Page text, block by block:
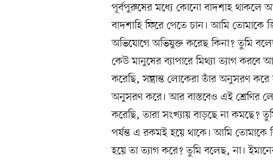
পূর্বপুরুষের মধ্যে কোনো বাদশাহ থাকলে
বাদশাহি ফিরে পেতে চান। আমি
অভিযোগে অভিযুক্ত করেছ কিনা? তুমি
কেউ মানুষের ব্যাপারে মিথ্যা ত্যাগ করবে
করেছি, সম্ভ্রান্ত লোকেরা তাঁর অনুসরণ
অনুসরণ করে। আর বাস্তবেও এই শ্রেণির
করেছি, তারা সংখ্যায় বাড়ছে না কমছে?
পর্যন্ত এ রকমই হয়ে থাকে। আমি তোমাকে
হয়ে তা ত্যাগ করে? তুমি বলেছ, না।